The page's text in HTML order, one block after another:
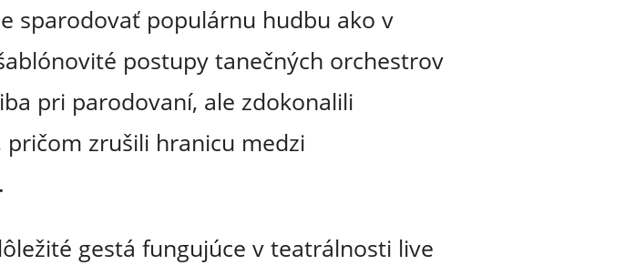
sparodovať populárnu hudbu ako v
postupy tanečných orchestrov
pri parodovaní, ale zdokonalili
zrušili hranicu medzi
gestá fungujúce v teatrálnosti live